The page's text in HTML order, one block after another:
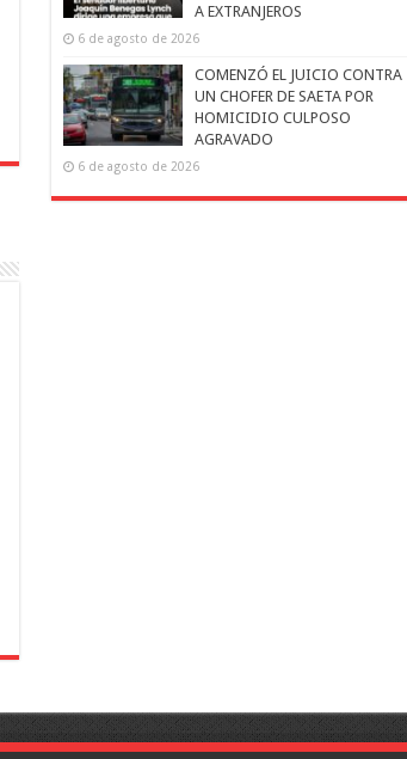
A EXTRANJEROS
6 de agosto de 2026
COMENZÓ EL JUICIO CONTRA
UN CHOFER DE SAETA POR
HOMICIDIO CULPOSO
AGRAVADO
6 de agosto de 2026